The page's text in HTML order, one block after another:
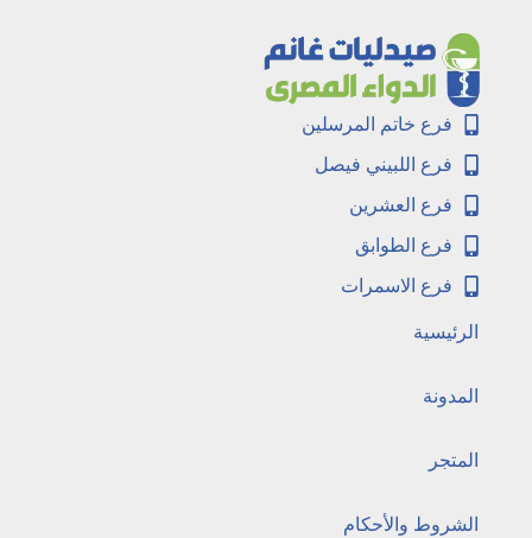
فرع خاتم المرسلين
فرع اللبيني فيصل
فرع العشرين
فرع الطوابق
فرع الاسمرات
الرئيسية
المدونة
المتجر
الشروط والأحكام